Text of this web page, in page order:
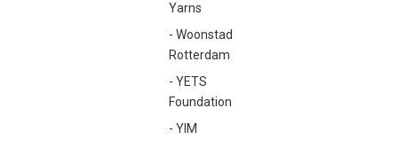
Yarns
- Woonstad
Rotterdam
- YETS
Foundation
- YIM